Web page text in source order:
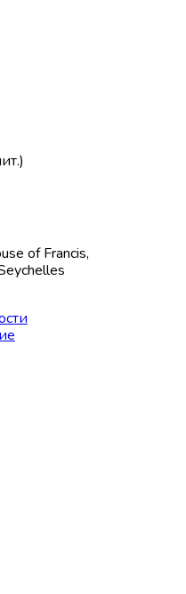
of Francis,